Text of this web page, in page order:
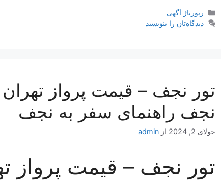
دسته‌ها
رپورتاژ آگهی
دیدگاه‌تان را بنویسید
تور نجف – قیمت پرواز
نجف راهنمای سفر به نجف
جولای 2, 2024 از admin
تور نجف – قیمت پرواز